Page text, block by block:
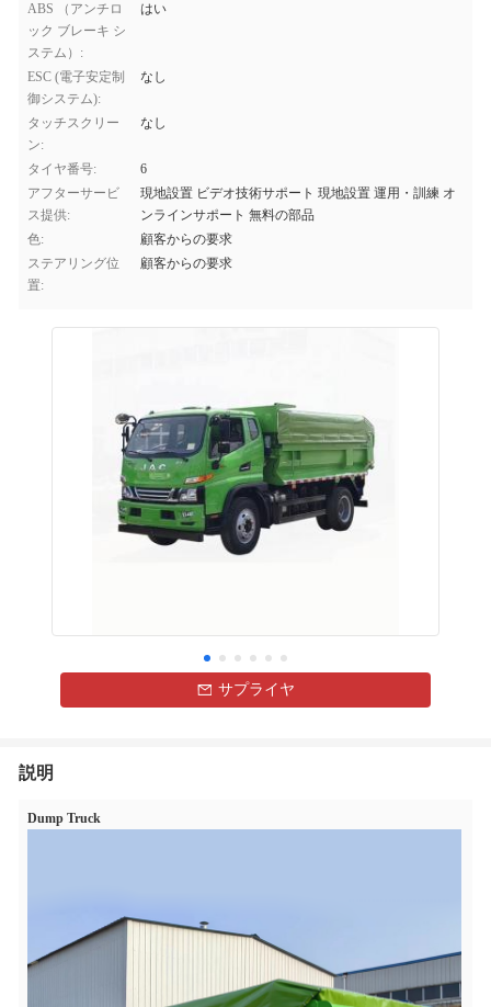
ABS （アンチロ
ック ブレーキ シ
ステム）:
はい
ESC (電子安定制
御システム):
なし
タッチスクリー
ン:
なし
タイヤ番号:
6
アフターサービ
ス提供:
現地設置 ビデオ技術サポート 現地設置 運用・訓練 オ
ンラインサポート 無料の部品
色:
顧客からの要求
ステアリング位
置:
顧客からの要求
サプライヤ
説明
Dump Truck